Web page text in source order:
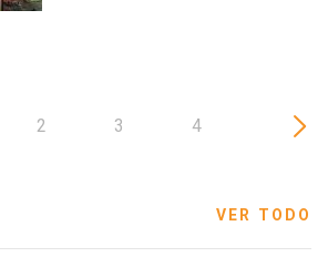
2 3 4
VER TODO